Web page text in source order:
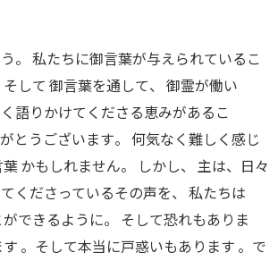
。
私たちに御言葉が与えられているこ
そして 御言葉を通して、
御霊が働い
語りかけてくださる恵みがあるこ
とうございます。
何気なく難しく感じ
かもしれません。 しかし、
主は、日々
くださっているその声を、
私たちは
できるように。
そして恐れもありま
す 。 そして本当に戸惑いもあります 。 で